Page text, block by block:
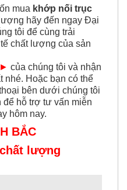
muakhớp nối trục
hãy đến ngay Đại
tôi để cùng trải
chất lượng của sản
của chúng tôi và nhận
Hoặc bạn có thể
bên dưới chúng tôi
hỗ trợ tư vấn miễn
hôm nay.
BẮC